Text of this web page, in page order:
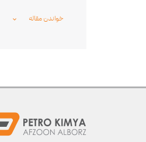
خواندن مقاله _expand_more_